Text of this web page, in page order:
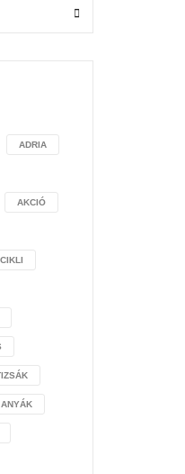
ADRIA
AKCIÓ